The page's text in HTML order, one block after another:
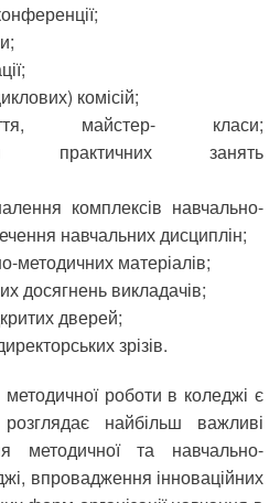
комісій;
майстер- класи;
практичних занять
комплексів навчально-
навчальних дисциплін;
методичних матеріалів;
досягнень викладачів;
дверей;
зрізів.
роботи в коледжі є
найбільш важливі
методичної та навчально-
впровадження інноваційних